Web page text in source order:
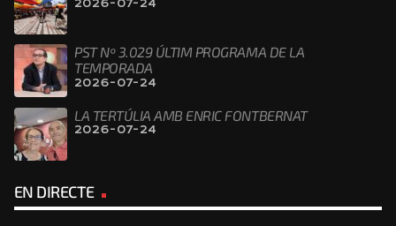
2026-07-24
PST Nº 3.029 ÚLTIM PROGRAMA DE LA
TEMPORADA
2026-07-24
LA TERTÚLIA AMB ENRIC FONTBERNAT
2026-07-24
EN DIRECTE